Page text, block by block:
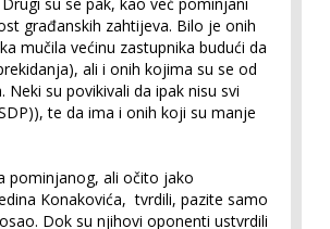
građanskih zahtijeva. Bilo je onih
mučila većinu zastupnika budući da
ali i onih kojima su se od
su povikivali da ipak nisu svi
te da ima i onih koji su manje
pominjanog, ali očito jako
Konakovića, tvrdili, pazite samo
Dok su njihovi oponenti ustvrdili